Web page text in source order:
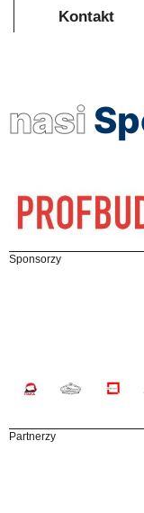
Kontakt
nasi
Sponsorzy
Partnerzy